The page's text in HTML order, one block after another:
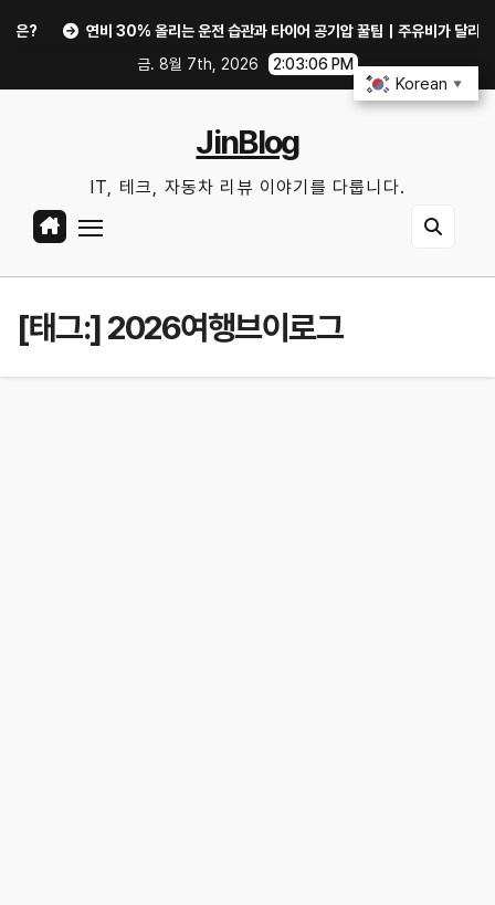
연비 30% 올리는 운전 습관과 타이어 공기압 꿀팁｜주유비가 달라지는 핵
금. 8월 7th, 2026
2:03:07 PM
JinBlog
IT, 테크, 자동차 리뷰 이야기를 다룹니다.
[태그:]2026여행브이로그
Korean ▼